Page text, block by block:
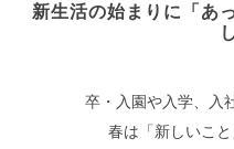
新生活の始まりに「あ
卒・入園や入学、入
春は「新しいこと